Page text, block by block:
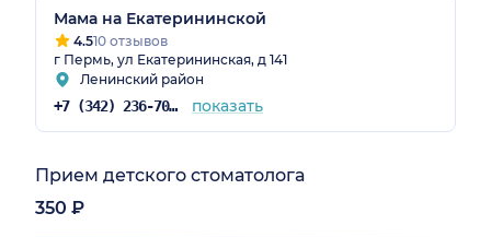
Мама на Екатерининской
4.510 отзывов
г Пермь, ул Екатерининская, д 141
Ленинский район
+7 (342) 236-70-36 показать
Прием детского стоматолога
350 ₽